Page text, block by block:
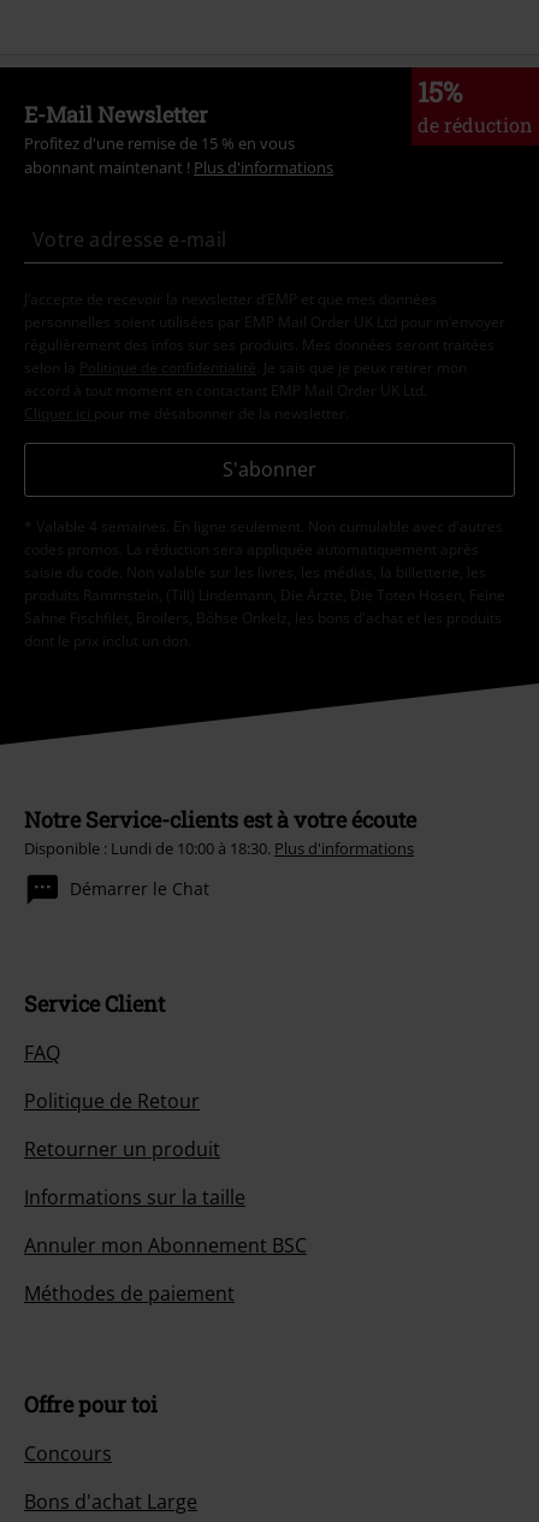
15%
de réduction
E-Mail Newsletter
Profitez d'une remise de 15 % en vous
abonnant maintenant ! Plus d'informations
J’accepte de recevoir la newsletter d’EMP et que mes données
personnelles soient utilisées par EMP Mail Order UK Ltd pour m’envoyer
régulièrement des infos sur ses produits. Mes données seront traitées
selon la
Politique de confidentialité . Je sais que je peux retirer mon
accord à tout moment en contactant EMP Mail Order UK Ltd.
Cliquer ici pour me désabonner de la newsletter.
S'abonner
* Valable 4 semaines. En ligne seulement. Non cumulable avec d'autres
codes promos. La réduction sera appliquée automatiquement après
saisie du code. Non valable sur les livres, les médias, la billetterie, les
produits Rammstein, (Till) Lindemann, Die Ärzte, Die Toten Hosen, Feine
Sahne Fischfilet, Broilers, Böhse Onkelz, les bons d'achat et les produits
dont le prix inclut un don.
Notre Service-clients est à votre écoute
Disponible : Lundi de 10:00 à 18:30. Plus d'informations
Démarrer le Chat
Service Client
FAQ
Politique de Retour
Retourner un produit
Informations sur la taille
Annuler mon Abonnement BSC
Méthodes de paiement
Offre pour toi
Concours
Bons d'achat Large